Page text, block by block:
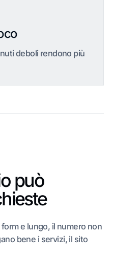
deboli rendono più
può
e lungo, il numero non
bene i servizi, il sito